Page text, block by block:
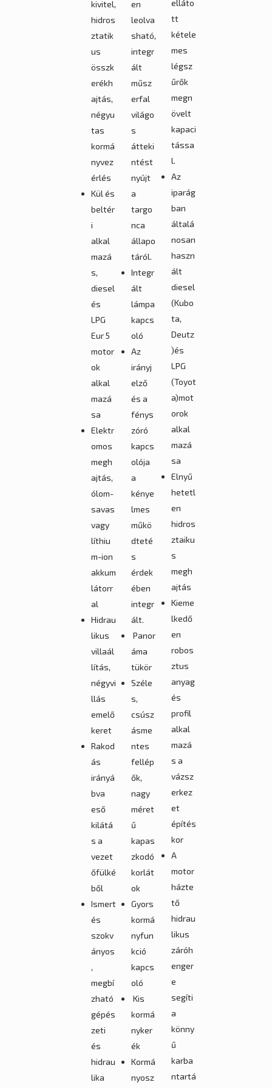
kivitel,
hidros
ztatik
us
összk
erékh
ajtás,
négyu
tas
kormá
nyvez
érlés
Kül és
beltér
i
alkal
mazá
s,
diesel
és
LPG
Eur 5
motor
ok
alkal
mazá
sa
Elektr
omos
megh
ajtás,
ólom-
savas
vagy
líthiu
m-ion
akkum
látorr
al
Hidrau
likus
villaál
lítás,
négyvi
llás
emelő
keret
Rakod
ás
irányá
bva
eső
kilátá
s a
vezet
őfülké
ből
Ismert
és
szokv
ányos
,
megbí
zható
gépés
zeti
és
hidrau
lika
en
leolva
sható,
integr
ált
műsz
erfal
világo
s
átteki
ntést
nyújt
a
targo
nca
állapo
táról.
Integr
ált
lámpa
kapcs
oló
Az
irányj
elző
és a
fénys
zóró
kapcs
olója
a
kénye
lmes
műkö
dteté
s
érdek
ében
integr
ált.
Panor
áma
tükör
Széle
s,
csúsz
ásme
ntes
fellép
ők,
nagy
méret
ű
kapas
zkodó
korlát
ok
Gyors
kormá
nyfun
kció
kapcs
oló
Kis
kormá
nyker
ék
Kormá
nyosz
elláto
tt
kétele
mes
légsz
űrők
megn
övelt
kapaci
tássa
l.
Az
iparág
ban
általá
nosan
haszn
ált
diesel
(Kubo
ta,
Deutz
)és
LPG
(Toyot
a)mot
orok
alkal
mazá
sa
Elnyű
hetetl
en
hidros
ztaiku
s
megh
ajtás
Kieme
lkedő
en
robos
ztus
anyag
és
profil
alkal
mazá
s a
vázsz
erkez
et
építés
kor
A
motor
házte
tő
hidrau
likus
záróh
enger
e
segíti
a
könny
ű
karba
ntartá